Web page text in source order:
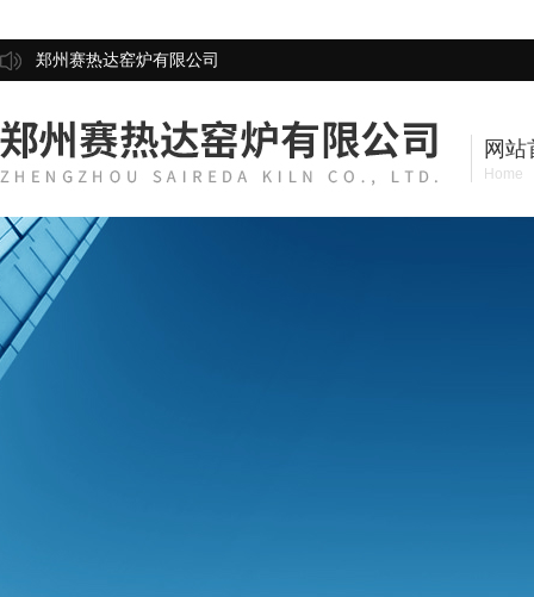
郑州赛热达窑炉有限公司
网站
Home